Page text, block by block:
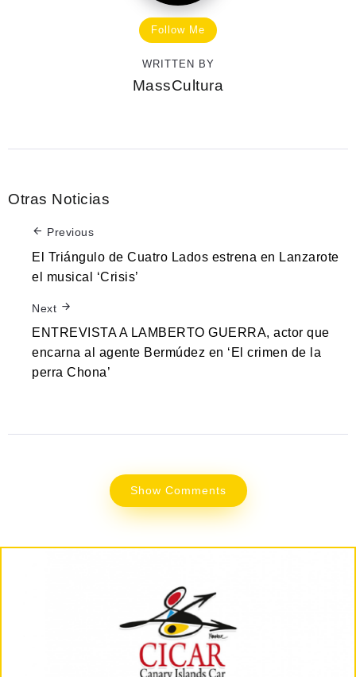
Follow Me
WRITTEN BY
MassCultura
Otras Noticias
Previous
El Triángulo de Cuatro Lados estrena en Lanzarote
el musical ‘Crisis’
Next
ENTREVISTA A LAMBERTO GUERRA, actor que
encarna al agente Bermúdez en ‘El crimen de la
perra Chona’
Show Comments